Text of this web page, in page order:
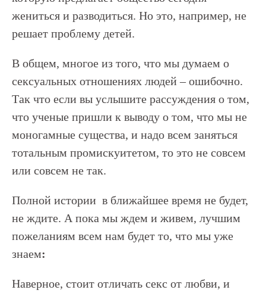
жениться и разводиться. Но это, например, не
решает проблему детей.
В общем, многое из того, что мы думаем о
сексуальных отношениях людей – ошибочно.
Так что если вы услышите рассуждения о том,
что ученые пришли к выводу о том, что мы не
моногамные существа, и надо всем заняться
тотальным промискуитетом, то это не совсем
или совсем не так.
Полной истории в ближайшее время не будет,
не ждите. А пока мы ждем и живем, лучшим
пожеланиям всем нам будет то, что мы уже
знаем:
Наверное, стоит отличать секс от любви, и